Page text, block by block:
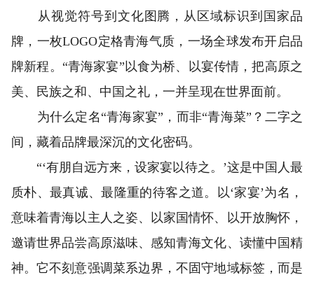
从视觉符号到文化图腾，从区域标识到国家品
牌，一枚LOGO定格青海气质，一场全球发布开启品
牌新程。“青海家宴”以食为桥、以宴传情，把高原之
美、民族之和、中国之礼，一并呈现在世界面前。
为什么定名“青海家宴”，而非“青海菜”？二字之
间，藏着品牌最深沉的文化密码。
“‘有朋自远方来，设家宴以待之。’这是中国人最
质朴、最真诚、最隆重的待客之道。以‘家宴’为名，
意味着青海以主人之姿、以家国情怀、以开放胸怀，
邀请世界品尝高原滋味、感知青海文化、读懂中国精
神。它不刻意强调菜系边界，不固守地域标签，而是